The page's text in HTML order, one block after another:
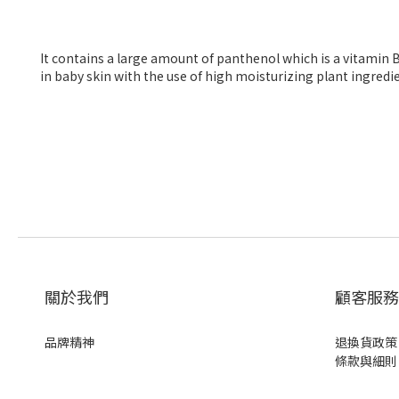
It contains a large amount of panthenol which is a vitamin
in baby skin with the use of high moisturizing plant
關於我們
品牌精神
顧客服務
退換貨政策
條款與細則